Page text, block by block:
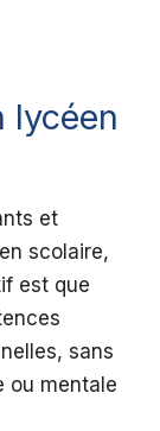
lycéen
et
scolaire,
est que
sans
ou mentale